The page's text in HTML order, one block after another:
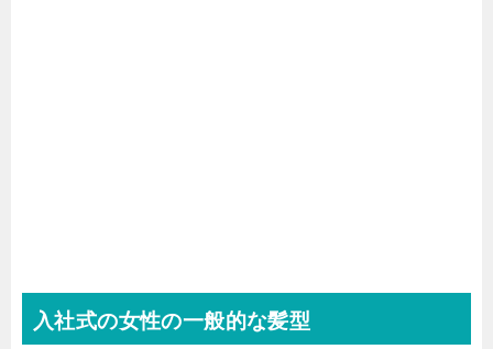
入社式の女性の一般的な髪型